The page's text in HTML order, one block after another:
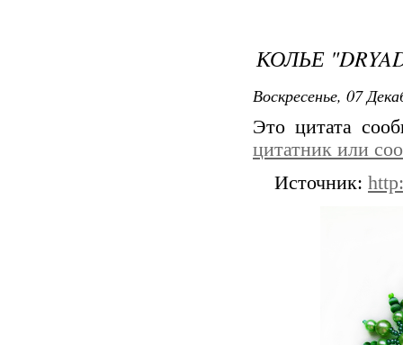
КОЛЬЕ
Воскресенье, 07
Это цитата
цитатник или
Источник: